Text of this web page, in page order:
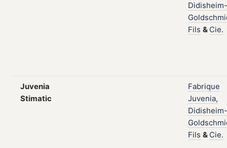
Didisheim-
Fils & Cie.
Juvenia
Stimatic
Fabrique
Juvenia,
Didisheim-
Fils & Cie.